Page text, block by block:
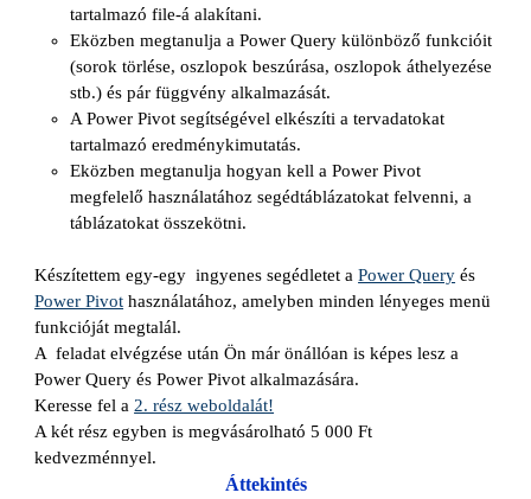
tartalmazó file-á alakítani.
Eközben megtanulja a Power Query különböző funkcióit
(sorok törlése, oszlopok beszúrása, oszlopok áthelyezése
stb.) és pár függvény alkalmazását.
A Power Pivot segítségével elkészíti a tervadatokat
tartalmazó eredménykimutatás.
Eközben megtanulja hogyan kell a Power Pivot
megfelelő használatához segédtáblázatokat felvenni, a
táblázatokat összekötni.
Készítettem egy-egy ingyenes segédletet aPower Query és
Power Pivot használatához, amelyben minden lényeges menü
funkcióját megtalál.
A feladat elvégzése után Ön márönállóan is képes lesz a
Power Query és Power Pivot alkalmazására.
Keresse fel a 2. rész weboldalát!
A két rész egyben is megvásárolható 5 000 Ft
kedvezménnyel.
Áttekintés